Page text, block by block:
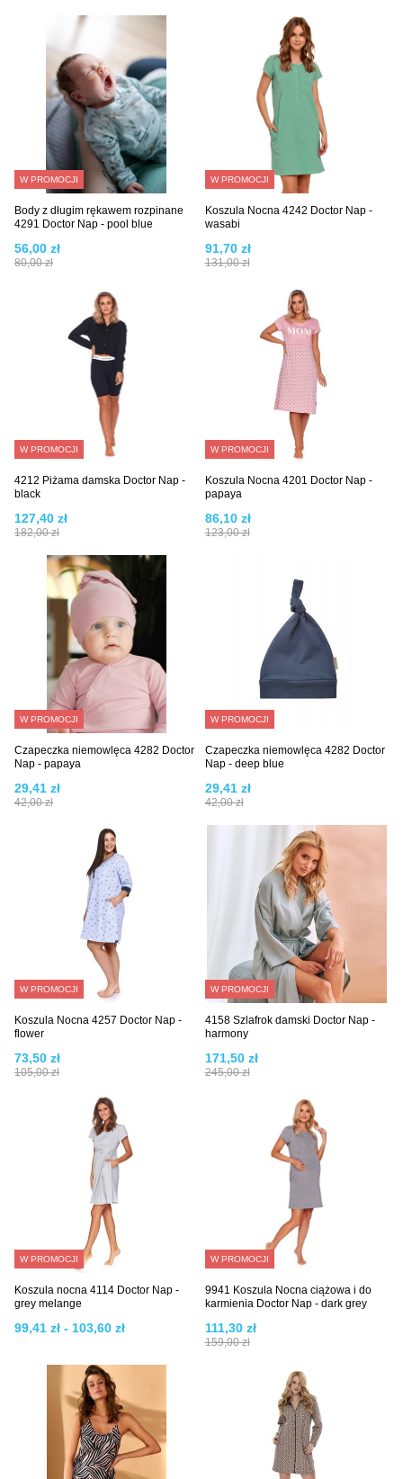
W PROMOCJI
Body z długim rękawem rozpinane
4291 Doctor Nap - pool blue
80,00 zł
56,00 zł
W PROMOCJI
Koszula Nocna 4242 Doctor Nap -
wasabi
131,00 zł
91,70 zł
W PROMOCJI
4212 Piżama damska Doctor Nap -
black
182,00 zł
127,40 zł
W PROMOCJI
Koszula Nocna 4201 Doctor Nap -
papaya
123,00 zł
86,10 zł
W PROMOCJI
Czapeczka niemowlęca 4282 Doctor
Nap - papaya
42,00 zł
29,41 zł
W PROMOCJI
Czapeczka niemowlęca 4282 Doctor
Nap - deep blue
42,00 zł
29,41 zł
W PROMOCJI
Koszula Nocna 4257 Doctor Nap -
flower
105,00 zł
73,50 zł
W PROMOCJI
4158 Szlafrok damski Doctor Nap -
harmony
245,00 zł
171,50 zł
W PROMOCJI
Koszula nocna 4114 Doctor Nap -
grey melange
99,41 zł - 103,60 zł
W PROMOCJI
9941 Koszula Nocna ciążowa i do
karmienia Doctor Nap - dark grey
159,00 zł
111,30 zł